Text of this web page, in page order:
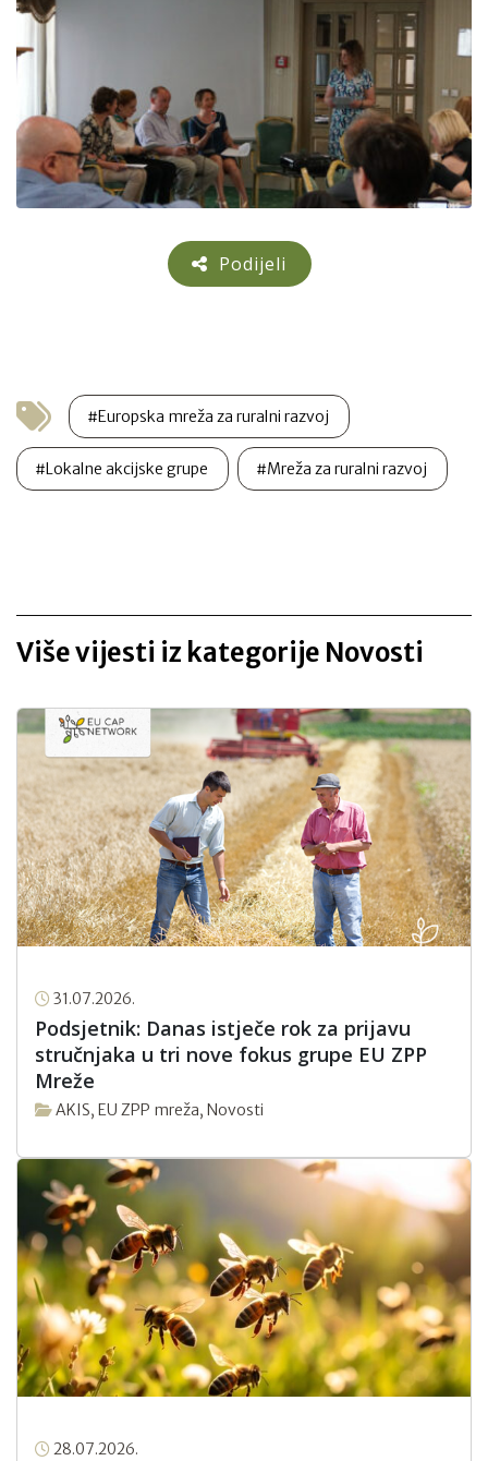
Podijeli
#Europska mreža za ruralni razvoj
#Lokalne akcijske grupe #Mreža za ruralni razvoj
Više vijesti iz kategorije Novosti
31.07.2026.
Podsjetnik: Danas istječe rok za prijavu
stručnjaka u tri nove fokus grupe EU ZPP
Mreže
AKIS, EU ZPP mreža, Novosti
28.07.2026.